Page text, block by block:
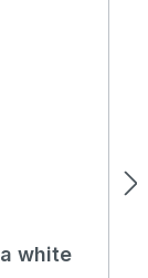
white